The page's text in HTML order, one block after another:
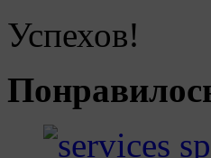
Успехов!